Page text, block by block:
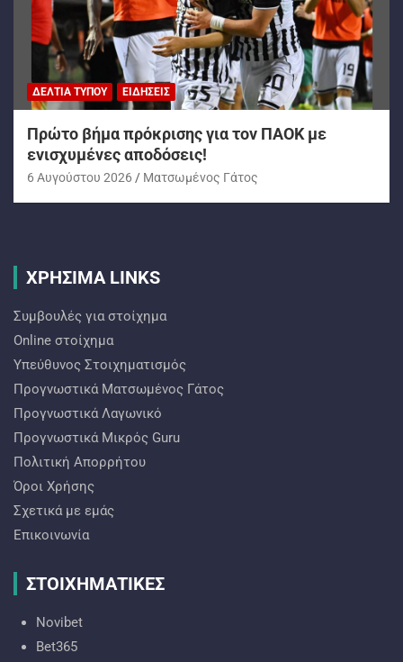
ΔΕΛΤΊΑ ΤΎΠΟΥ ΕΙΔΉΣΕΙΣ
Πρώτο βήμα πρόκρισης για τον ΠΑΟΚ με
ενισχυμένες αποδόσεις!
6 Αυγούστου 2026 Ματσωμένος Γάτος
ΧΡΗΣΙΜΑ LINKS
Συμβουλές για στοίχημα
Online στοίχημα
Υπεύθυνος Στοιχηματισμός
Προγνωστικά Ματσωμένος Γάτος
Προγνωστικά Λαγωνικό
Προγνωστικά Mικρός Guru
Πολιτική Απορρήτου
Όροι Χρήσης
Σχετικά με εμάς
Επικοινωνία
ΣΤΟΙΧΗΜΑΤΙΚΕΣ
Novibet
Bet365